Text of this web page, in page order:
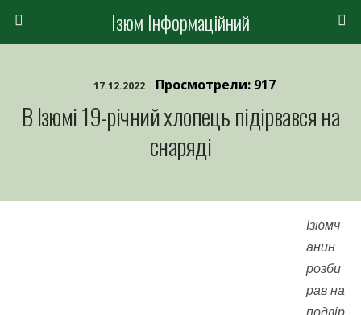
Ізюм Інформаційний
17.12.2022 Просмотрели: 917
В Ізюмі 19-річний хлопець підірвався на
снаряді
Ізюмч
анин
розби
рав на
подвір